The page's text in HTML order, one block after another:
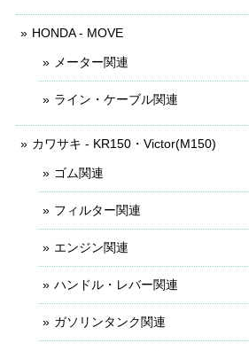
HONDA - MOVE
メーター関連
ライン・ケーブル関連
カワサキ - KR150・Victor(M150)
ゴム関連
フィルター関連
エンジン関連
ハンドル・レバー関連
ガソリンタンク関連